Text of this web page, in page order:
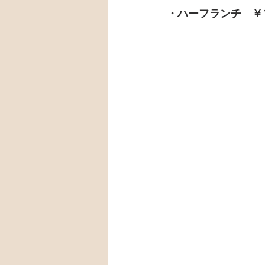
・ハーフランチ　